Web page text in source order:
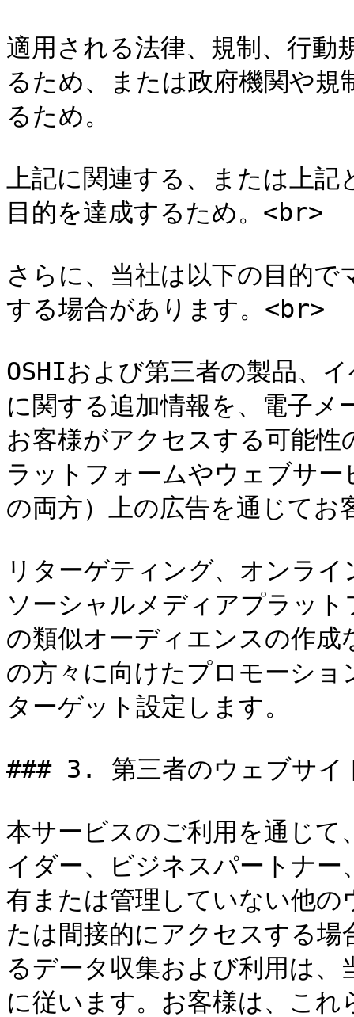
適用される法律、規制、行動
るため、または政府機関や規
るため。
上記に関連する、または上
目的を達成するため。<br>
さらに、当社は以下の目的
する場合があります。<br>
OSHIおよび第三者の製品、
に関する追加情報を、電子
お客様がアクセスする可能
ラットフォームやウェブサ
の両方）上の広告を通じてお
リターゲティング、オンラ
ソーシャルメディアプラッ
の類似オーディエンスの作
の方々に向けたプロモーシ
ターゲット設定します。
### 3. 第三者のウェブサイ
本サービスのご利用を通じ
イダー、ビジネスパートナ
有または管理していない他
たは間接的にアクセスする
るデータ収集および利用は
に従います。お客様は、こ